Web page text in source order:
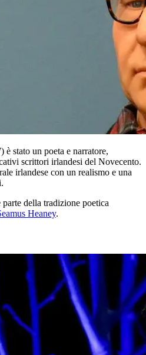
è stato un poeta e narratore,
scrittori irlandesi del Novecento.
irlandese con un realismo e una
della tradizione poetica
Heaney.